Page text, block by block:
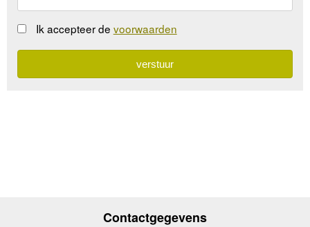
Ik accepteer de voorwaarden
Contactgegevens